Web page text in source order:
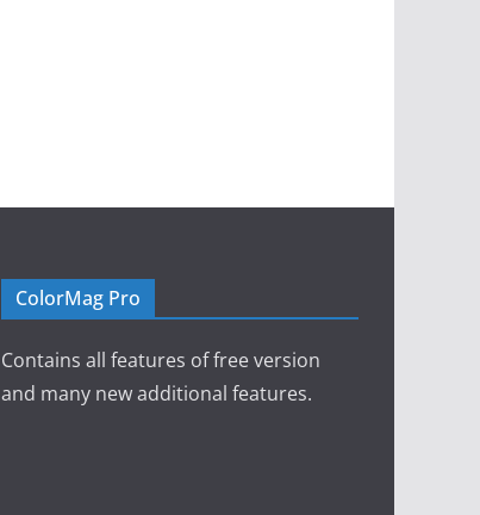
ColorMag Pro
Contains all features of free version
and many new additional features.